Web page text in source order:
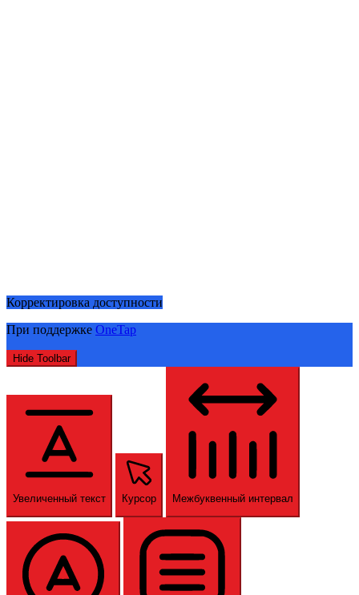
Корректировка доступности
При поддержке OneTap
Hide Toolbar
Увеличенный текст Курсор Межбуквенный интервал